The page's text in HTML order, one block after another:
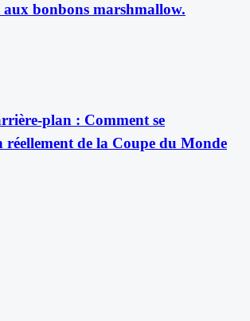
aux bonbons marshmallow.
plan : Comment se
réellement de la Coupe du Monde